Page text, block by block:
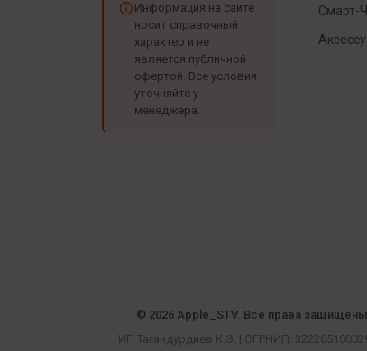
Информация на сайте
носит справочный
характер и не
является публичной
офертой. Все условия
уточняйте у
менеджера.
Смарт-
© 2026 Apple_STV. Все права защищены.
ИП Тагандурдиев К.Э. | ОГРНИП: